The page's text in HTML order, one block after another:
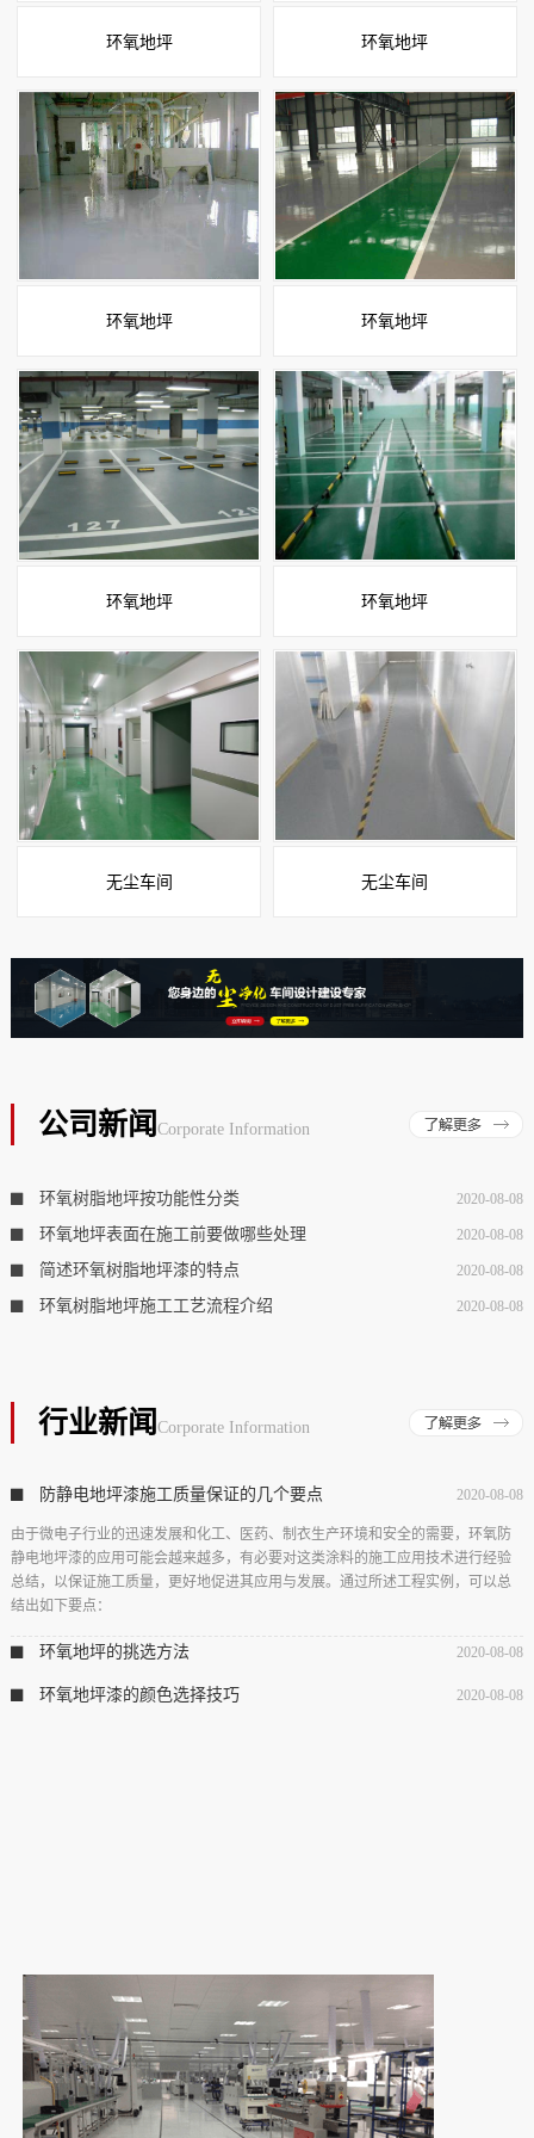
环氧地坪 环氧地坪
环氧地坪 环氧地坪
环氧地坪 环氧地坪
无尘车间 无尘车间
公司新闻Corporate Information
环氧树脂地坪按功能性分类 2020-08-08
环氧地坪表面在施工前要做哪些处理 2020-08-08
简述环氧树脂地坪漆的特点 2020-08-08
环氧树脂地坪施工工艺流程介绍 2020-08-08
行业新闻Corporate Information
防静电地坪漆施工质量保证的几个要点 2020-08-08
由于微电子行业的迅速发展和化工、医药、制衣生产环境和安全的需要，环氧防
静电地坪漆的应用可能会越来越多，有必要对这类涂料的施工应用技术进行经验
总结，以保证施工质量，更好地促进其应用与发展。通过所述工程实例，可以总
结出如下要点：
环氧地坪的挑选方法 2020-08-08
环氧地坪漆的颜色选择技巧 2020-08-08